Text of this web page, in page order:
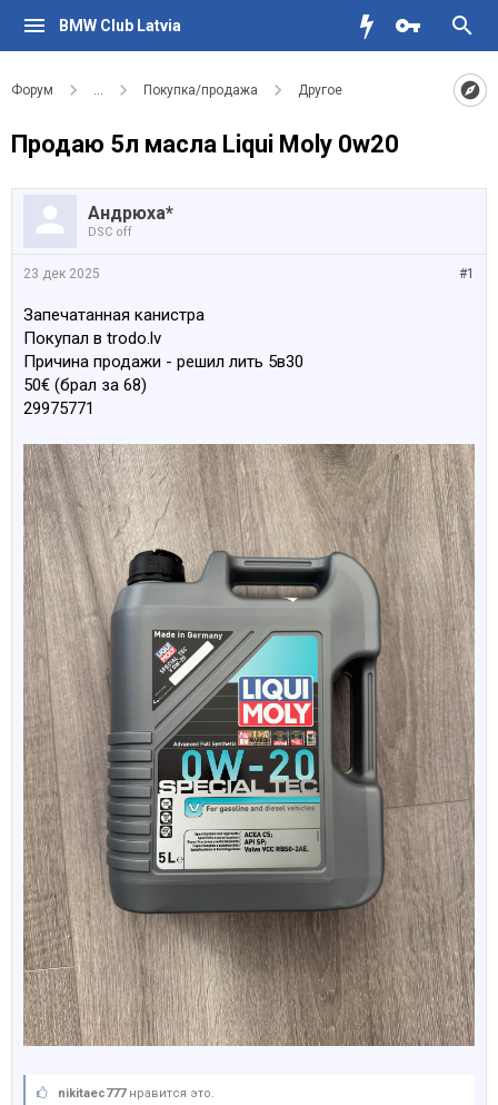
BMW Club Latvia
Форум ... Покупка/продажа Другое
Продаю 5л масла Liqui Moly 0w20
Андрюха*
DSC off
#1
23 дек 2025
Запечатанная канистра
Покупал в trodo.lv
Причина продажи - решил лить 5в30
50€ (брал за 68)
29975771
nikitaec777нравится это.